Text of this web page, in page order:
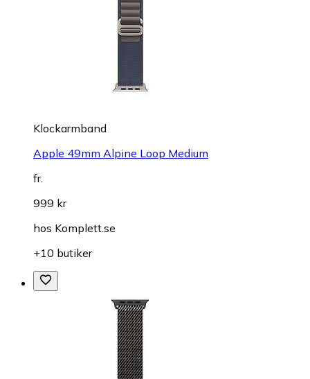
Klockarmband
Apple 49mm Alpine Loop Medium
fr.
999 kr
hos Komplett.se
+10 butiker